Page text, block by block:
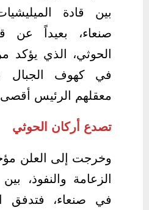
بين قادة
صنعاء، بعيداً عن
الحوثي، الذي يؤكد
في كهوف الجبال
معقلهم الرئيس
تصدع أركان الحوثي
وخرجت إلى العلن
الزعامة والنفوذ،
في صنعاء، فتدفق